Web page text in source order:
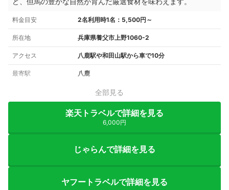
料金目安 2名利用時1名：5,500円～
所在地 兵庫県養父市上野1060-2
アクセス 八鹿駅や和田山駅から車で10分
最寄駅 八鹿
全部見る
楽天トラベルで詳細を見る
6,000円
じゃらんで詳細を見る
ヤフートラベルで詳細を見る